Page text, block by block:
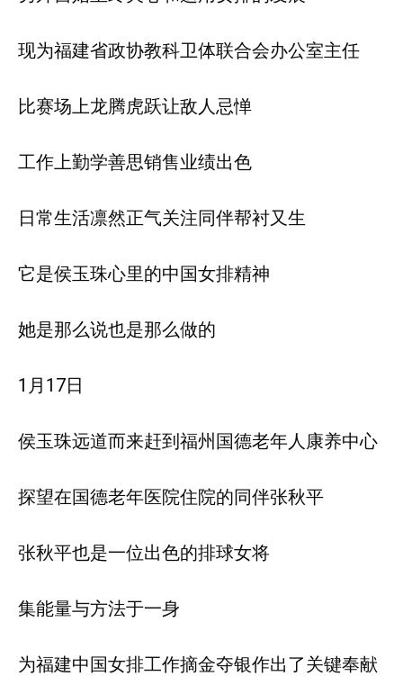
现为福建省政协教科卫体联合会办公室主任
比赛场上龙腾虎跃让敌人忌惮
工作上勤学善思销售业绩出色
日常生活凛然正气关注同伴帮衬又生
它是侯玉珠心里的中国女排精神
她是那么说也是那么做的
1月17日
侯玉珠远道而来赶到福州国德老年人康养中心
探望在国德老年医院住院的同伴张秋平
张秋平也是一位出色的排球女将
集能量与方法于一身
为福建中国女排工作摘金夺银作出了关键奉献